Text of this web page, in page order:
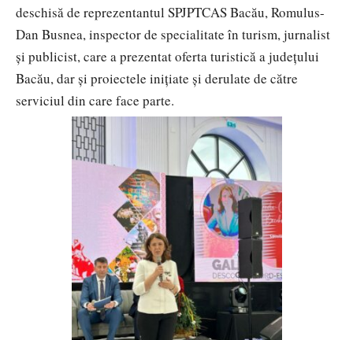
deschisă de reprezentantul SPJPTCAS Bacău, Romulus-
Dan Busnea, inspector de specialitate în turism, jurnalist
și publicist, care a prezentat oferta turistică a județului
Bacău, dar și proiectele inițiate și derulate de către
serviciul din care face parte.